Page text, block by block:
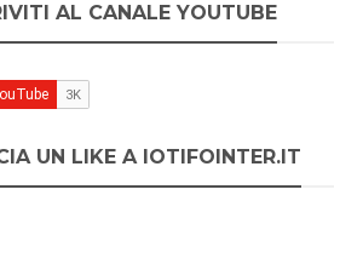
AL CANALE YOUTUBE
UN LIKE A IOTIFOINTER.IT